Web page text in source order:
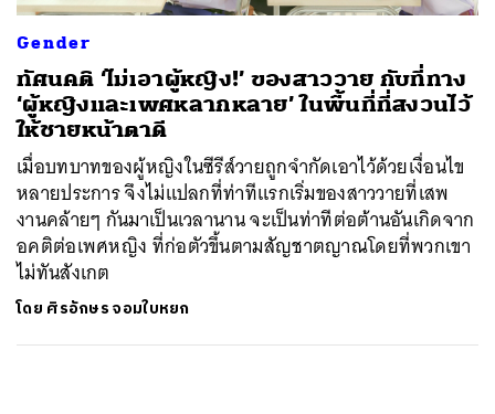
Gender
ทัศนคติ ‘ไม่เอาผู้หญิง!’ ของสาววาย กับที่ทาง
‘ผู้หญิงและเพศหลากหลาย’ ในพื้นที่ที่สงวนไว้
ให้ชายหน้าตาดี
เมื่อบทบาทของผู้หญิงในซีรีส์วายถูกจำกัดเอาไว้ด้วยเงื่อนไข
หลายประการ จึงไม่แปลกที่ท่าทีแรกเริ่มของสาววายที่เสพ
งานคล้ายๆ กันมาเป็นเวลานาน จะเป็นท่าทีต่อต้านอันเกิดจาก
อคติต่อเพศหญิง ที่ก่อตัวขึ้นตามสัญชาตญาณโดยที่พวกเขา
ไม่ทันสังเกต
โดย ศิรอักษร จอมใบหยก